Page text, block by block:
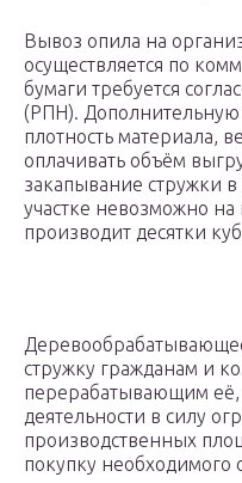
Вывоз опила на
осуществляется по
бумаги требуется
(РПН). Дополнительную
плотность материала,
оплачивать объём
закапывание стружки
участке невозможно
производит десятки
стружку гражданам и
перерабатывающим её,
деятельности в силу
производственных
покупку необходимого